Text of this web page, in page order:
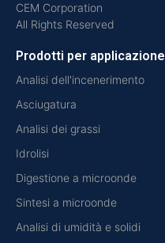
CEM Corporation
All Rights Reserved
Prodotti per applicazione
Analisi dell'incenerimento
Asciugatura
Analisi dei grassi
Idrolisi
Digestione a microonde
Sintesi a microonde
Analisi di umidità e solidi